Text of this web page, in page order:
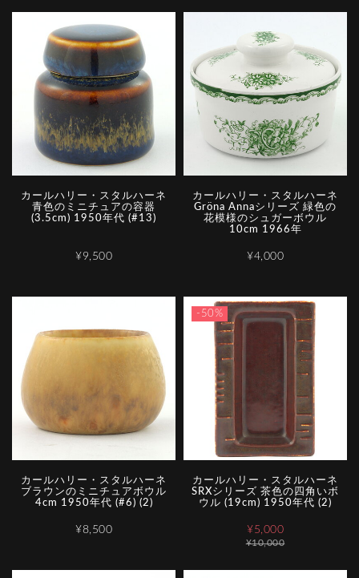
カールハリー・スタルハーネ
青色のミニチュアの容器
(3.5cm) 1950年代 (#13)
¥9,500
カールハリー・スタルハーネ
Gröna Annaシリーズ 緑色の
花模様のシュガーボウル
10cm 1966年
¥4,000
カールハリー・スタルハーネ
ブラウンのミニチュアボウル
4cm 1950年代 (#6) (2)
¥8,500
-50%
カールハリー・スタルハーネ
SRXシリーズ 茶色の四角いボ
ウル (19cm) 1950年代 (2)
¥10,000
¥5,000